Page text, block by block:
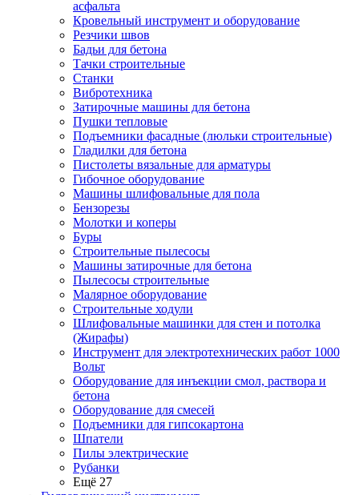
асфальта
Кровельный инструмент и оборудование
Резчики швов
Бадьи для бетона
Тачки строительные
Станки
Вибротехника
Затирочные машины для бетона
Пушки тепловые
Подъемники фасадные (люльки строительные)
Гладилки для бетона
Пистолеты вязальные для арматуры
Гибочное оборудование
Машины шлифовальные для пола
Бензорезы
Молотки и коперы
Буры
Строительные пылесосы
Машины затирочные для бетона
Пылесосы строительные
Малярное оборудование
Строительные ходули
Шлифовальные машинки для стен и потолка
(Жирафы)
Инструмент для электротехнических работ 1000
Вольт
Оборудование для инъекции смол, раствора и
бетона
Оборудование для смесей
Подъемники для гипсокартона
Шпатели
Пилы электрические
Рубанки
Ещё 27